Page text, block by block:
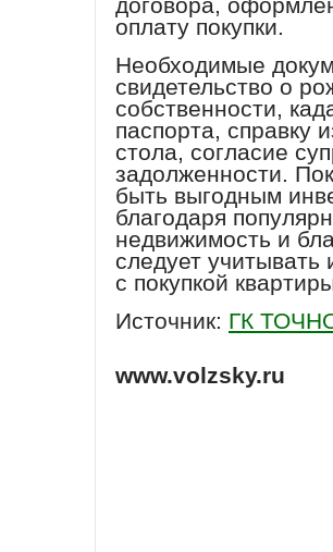
оплату покупки.
Необходимые
свидетельство о
собственности,
паспорта, справку
стола, согласие
задолженности.
быть выгодным
благодаря
недвижимость и
следует
с покупкой
Источник: ГК
www.volzsky.ru